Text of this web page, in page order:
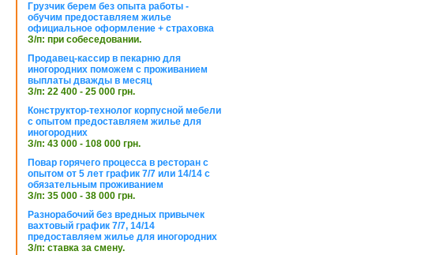
Грузчик берем без опыта работы -
обучим предоставляем жилье
официальное оформление + страховка
З/п: при собеседовании.
Продавец-кассир в пекарню для
иногородних поможем с проживанием
выплаты дважды в месяц
З/п: 22 400 - 25 000 грн.
Конструктор-технолог корпусной мебели
с опытом предоставляем жилье для
иногородних
З/п: 43 000 - 108 000 грн.
Повар горячего процесса в ресторан с
опытом от 5 лет график 7/7 или 14/14 с
обязательным проживанием
З/п: 35 000 - 38 000 грн.
Разнорабочий без вредных привычек
вахтовый график 7/7, 14/14
предоставляем жилье для иногородних
З/п: ставка за смену.